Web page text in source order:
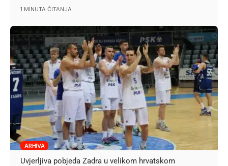
1 MINUTA ČITANJA
ARHIVA
Uvjerljiva pobjeda Zadra u velikom hrvatskom